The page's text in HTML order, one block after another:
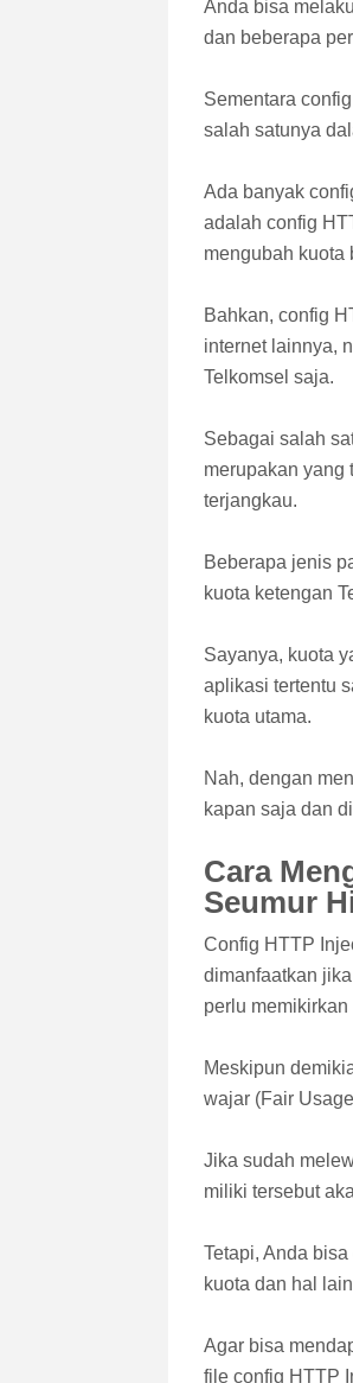
Anda bisa
dan beberapa
Sementara
salah satunya
Ada banyak
adalah config
mengubah kuota
Bahkan, config
internet lainnya,
Telkomsel saja.
Sebagai salah
merupakan yang
terjangkau.
Beberapa jenis
kuota ketengan
Sayanya, kuota
aplikasi tertentu
kuota utama.
Nah, dengan
kapan saja dan
Cara
Seumur
Config HTTP
dimanfaatkan
perlu
Meskipun
wajar (Fair
Jika sudah
miliki tersebut
Tetapi, Anda
kuota dan hal
Agar bisa
file config HTTP